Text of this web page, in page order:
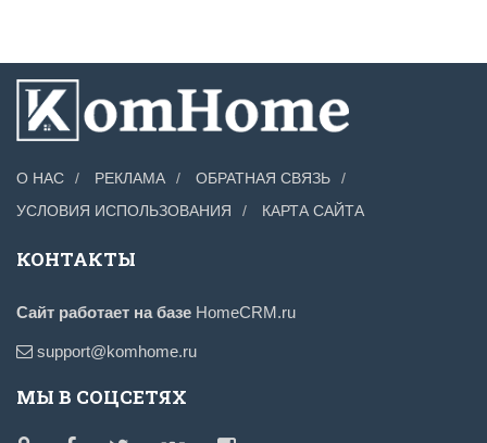
О НАС РЕКЛАМА
ОБРАТНАЯ СВЯЗЬ
УСЛОВИЯ ИСПОЛЬЗОВАНИЯ
КАРТА САЙТА
КОНТАКТЫ
Сайт работает на базе HomeCRM.ru
support@komhome.ru
МЫ В СОЦСЕТЯХ